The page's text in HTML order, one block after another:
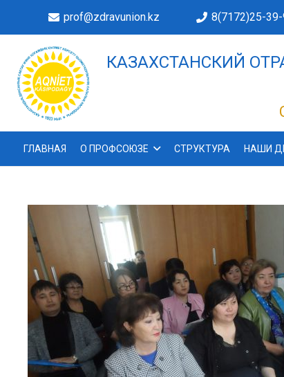
prof@zdravunion.kz 8(7172)25-
КАЗАХСТАНСКИЙ
ГЛАВНАЯ О ПРОФСОЮЗЕ СТРУКТУРА НАШИ